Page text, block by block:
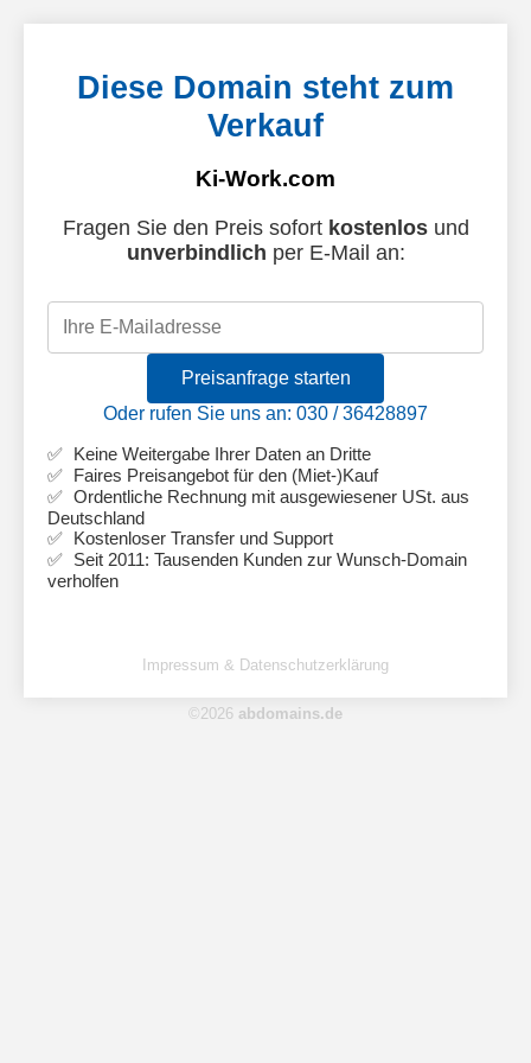
Diese Domain steht zum
Verkauf
Ki-Work.com
Fragen Sie den Preis sofort kostenlosund
unverbindlich per E-Mail an:
Preisanfrage starten
Oder rufen Sie uns an: 030 / 36428897
Keine Weitergabe Ihrer Daten an Dritte
Faires Preisangebot für den (Miet-)Kauf
Ordentliche Rechnung mit ausgewiesener USt. aus
Deutschland
Kostenloser Transfer und Support
Seit 2011: Tausenden Kunden zur Wunsch-Domain
verholfen
Impressum & Datenschutzerklärung
©2026 abdomains.de